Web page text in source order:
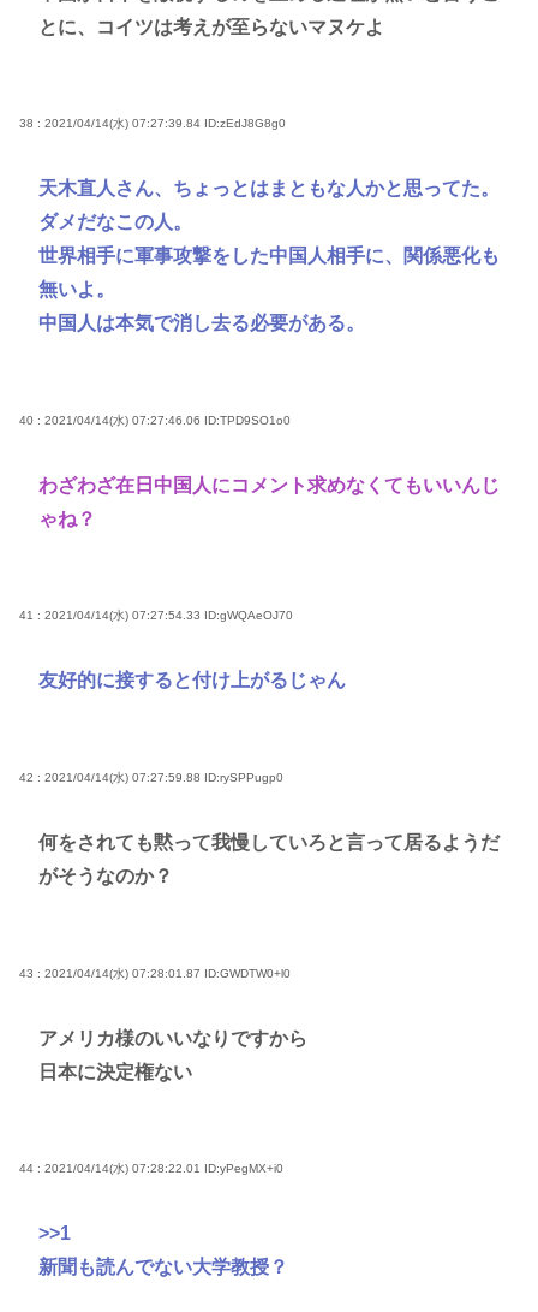
とに、コイツは考えが至らないマヌケよ
38 : 2021/04/14(水) 07:27:39.84 ID:zEdJ8G8g0
天木直人さん、ちょっとはまともな人かと思ってた。
ダメだなこの人。
世界相手に軍事攻撃をした中国人相手に、関係悪化も
無いよ。
中国人は本気で消し去る必要がある。
40 : 2021/04/14(水) 07:27:46.06 ID:TPD9SO1o0
わざわざ在日中国人にコメント求めなくてもいいんじ
ゃね？
41 : 2021/04/14(水) 07:27:54.33 ID:gWQAeOJ70
友好的に接すると付け上がるじゃん
42 : 2021/04/14(水) 07:27:59.88 ID:rySPPugp0
何をされても黙って我慢していろと言って居るようだ
がそうなのか？
43 : 2021/04/14(水) 07:28:01.87 ID:GWDTW0+l0
アメリカ様のいいなりですから
日本に決定権ない
44 : 2021/04/14(水) 07:28:22.01 ID:yPegMX+i0
>>1
新聞も読んでない大学教授？